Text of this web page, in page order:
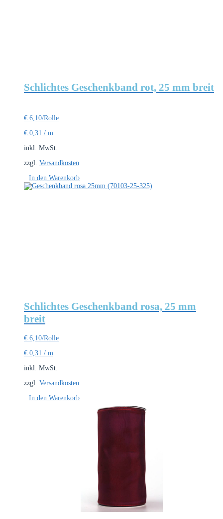
Schlichtes Geschenkband rot, 25 mm breit
€ 6,10/Rolle
€ 0,31 / m
inkl. MwSt.
zzgl. Versandkosten
In den Warenkorb
Schlichtes Geschenkband rosa, 25 mm
breit
€ 6,10/Rolle
€ 0,31 / m
inkl. MwSt.
zzgl. Versandkosten
In den Warenkorb